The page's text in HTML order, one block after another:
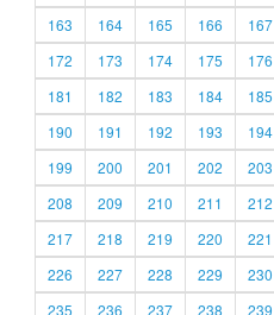
163
164 165 166 167
172
173 174 175 176
181
182 183 184 185
190
191 192 193 194
199
200 201 202 203
208
209 210 211 212
217
218 219 220 221
226
227 228 229 230
235
236 237 238 239